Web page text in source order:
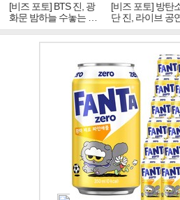
[비즈 포토] BTS 진, 광
화문 밤하늘 수놓는 '비
주얼 킹'의 열창
[비즈 포토] 방탄
단 진, 라이브 공
빛나는 독보적